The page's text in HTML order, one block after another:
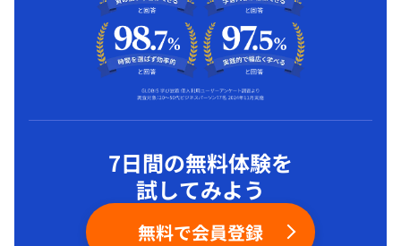
7日間の無料体験を
試してみよう
無料で会員登録